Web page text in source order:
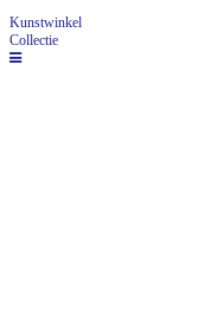
Kunstwinkel
Collectie